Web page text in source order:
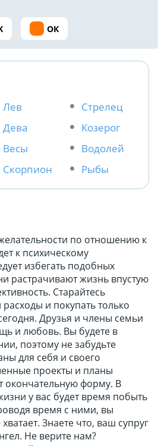
ОК
Лев
Дева
Весы
Скорпион
Стрелец
Козерог
Водолей
Рыбы
по отношению к
к психическому
избегать подобных
растрачивают жизнь впустую
Старайтесь
и покупать только
Друзья и члены семьи
и любовь. Вы будете в
поэтому не забудьте
для себя и своего
проекты и планы
окончательную форму. В
у вас будет время побыть
время с ними, вы
Знаете что, ваш супруг
Не верите нам?